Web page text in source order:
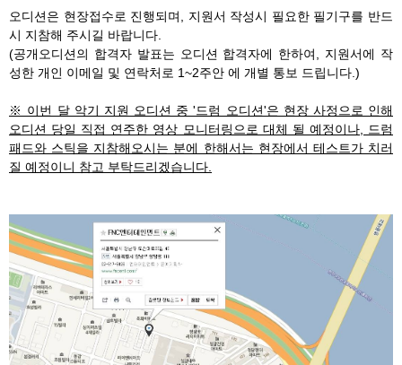
오디션은 현장접수로 진행되며, 지원서 작성시 필요한 필기구를 반드
시 지참해 주시길 바랍니다.
(공개오디션의 합격자 발표는 오디션 합격자에 한하여, 지원서에 작
성한 개인 이메일 및 연락처로 1~2주안 에 개별 통보 드립니다.)
※ 이번 달 악기 지원 오디션 중 '드럼 오디션'은 현장 사정으로 인해
오디션 당일 직접 연주한 영상 모니터링으로 대체 될 예정이나, 드럼
패드와 스틱을 지참해오시는 분에 한해서는 현장에서 테스트가 치러
질 예정이니 참고 부탁드리겠습니다.